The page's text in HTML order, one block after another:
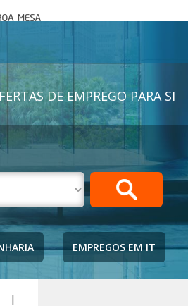
DE EMPREGO PARA SI
EMPREGOS EM IT
|